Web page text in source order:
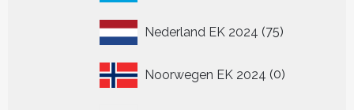
Nederland EK 2024 7575
Noorwegen EK 2024 00